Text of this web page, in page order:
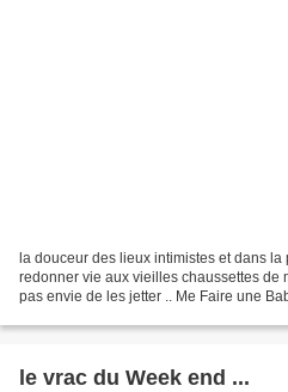
la douceur des lieux intimistes et dans
redonner vie aux vieilles chaussettes de
pas envie de les jetter .. Me Faire une
le vrac du Week end ...